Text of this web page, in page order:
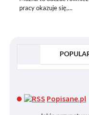
pracy okazuje się,…
Popisane.pl